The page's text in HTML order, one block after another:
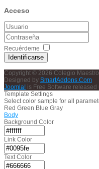
Acceso
Recuérdeme
Identificarse
Copyright © 2026 Colegio
Designed by SmartAddons.Com
Joomla! is Free Software released
Template Settings
Select color sample for all
Red Green Blue Gray
Body
Background Color
Link Color
Text Color